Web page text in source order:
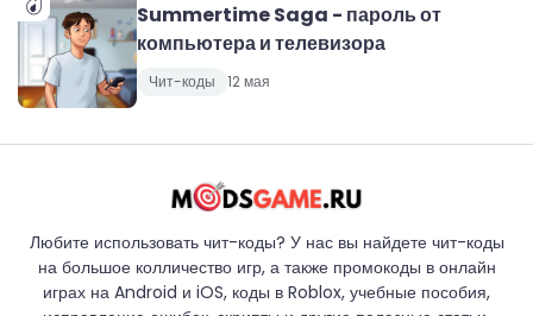
Summertime Saga - пароль от
компьютера и телевизора
Чит-коды 12 мая
Любите использовать чит-коды? У нас вы найдете чит-коды
на большое колличество игр, а также промокоды в онлайн
играх на Android и iOS, коды в Roblox, учебные пособия,